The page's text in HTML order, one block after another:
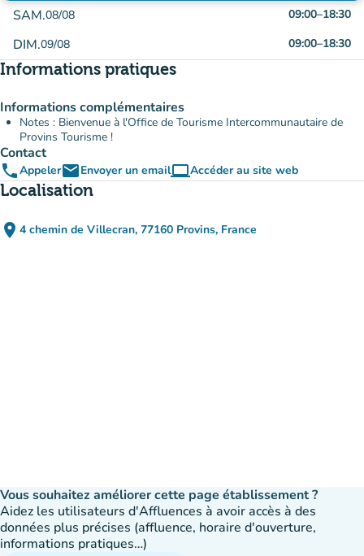
SAM.08/08 09:00–18:30
DIM.09/08 09:00–18:30
Informations pratiques
Informations complémentaires
Notes : Bienvenue à l'Office de Tourisme Intercommunautaire de
Provins Tourisme !
Contact
phoneAppeleremailEnvoyer un emailcomputerAccéder au site web
(nouvel onglet)
Localisation
place 4 chemin de Villecran, 77160 Provins, France
(ouvrir dans Google Maps)
(nouvel onglet)
Vous souhaitez améliorer cette page établissement ?
Aidez les utilisateurs d'Affluences à avoir accès à des
données plus précises (affluence, horaire d'ouverture,
informations pratiques…)